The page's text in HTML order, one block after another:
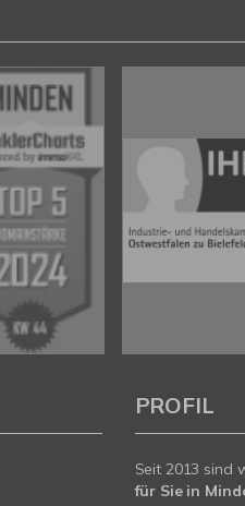
PROFIL
Seit 2013 sind
für Sie in